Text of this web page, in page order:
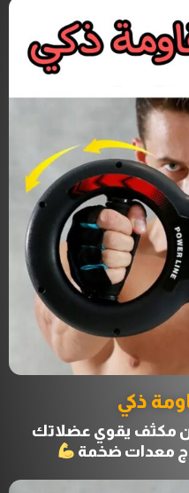
ذكي
مكثف يقوي عضلاتك
معدات ضخمة